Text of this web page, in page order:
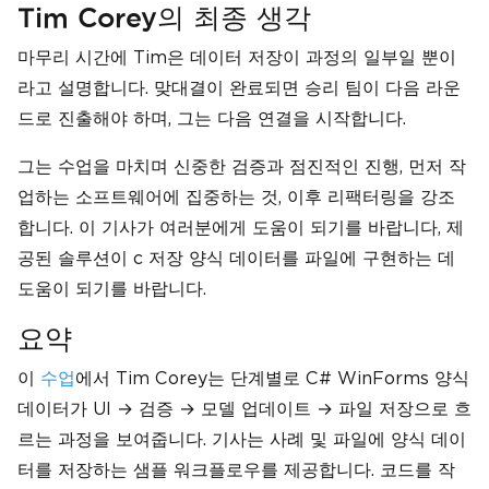
Tim Corey의 최종 생각
마무리 시간에 Tim은 데이터 저장이 과정의 일부일 뿐이
라고 설명합니다. 맞대결이 완료되면 승리 팀이 다음 라운
드로 진출해야 하며, 그는 다음 연결을 시작합니다.
그는 수업을 마치며 신중한 검증과 점진적인 진행, 먼저 작
업하는 소프트웨어에 집중하는 것, 이후 리팩터링을 강조
합니다. 이 기사가 여러분에게 도움이 되기를 바랍니다, 제
공된 솔루션이 c 저장 양식 데이터를 파일에 구현하는 데
도움이 되기를 바랍니다.
요약
이 수업에서 Tim Corey는 단계별로 C# WinForms 양식
데이터가 UI → 검증 → 모델 업데이트 → 파일 저장으로 흐
르는 과정을 보여줍니다. 기사는 사례 및 파일에 양식 데이
터를 저장하는 샘플 워크플로우를 제공합니다. 코드를 작